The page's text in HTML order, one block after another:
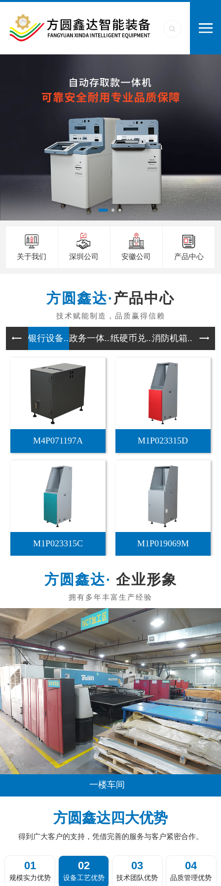
关于我们 深圳公司 安徽公司 产品中心
产品中心
银行设备...政务一体...纸硬币兑...消防机箱... 户外
FYX-027 FYX-020
企业形象
方圆鑫达四大优势
得到广大客户的支持，凭借完善的服务与客户紧密合作。
01
规模实力优势
02
设备工艺优势
03
技术团队优势
04
品质管理优势